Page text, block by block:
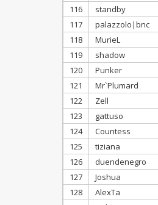
116
standby
117
palazzolo|bnc
118
MurieL
119
shadow
120
Punker
121
Mr`Plumard
122
Zell
123
gattuso
124
Countess
125
tiziana
126
duendenegro
127
Joshua
128
AlexTa